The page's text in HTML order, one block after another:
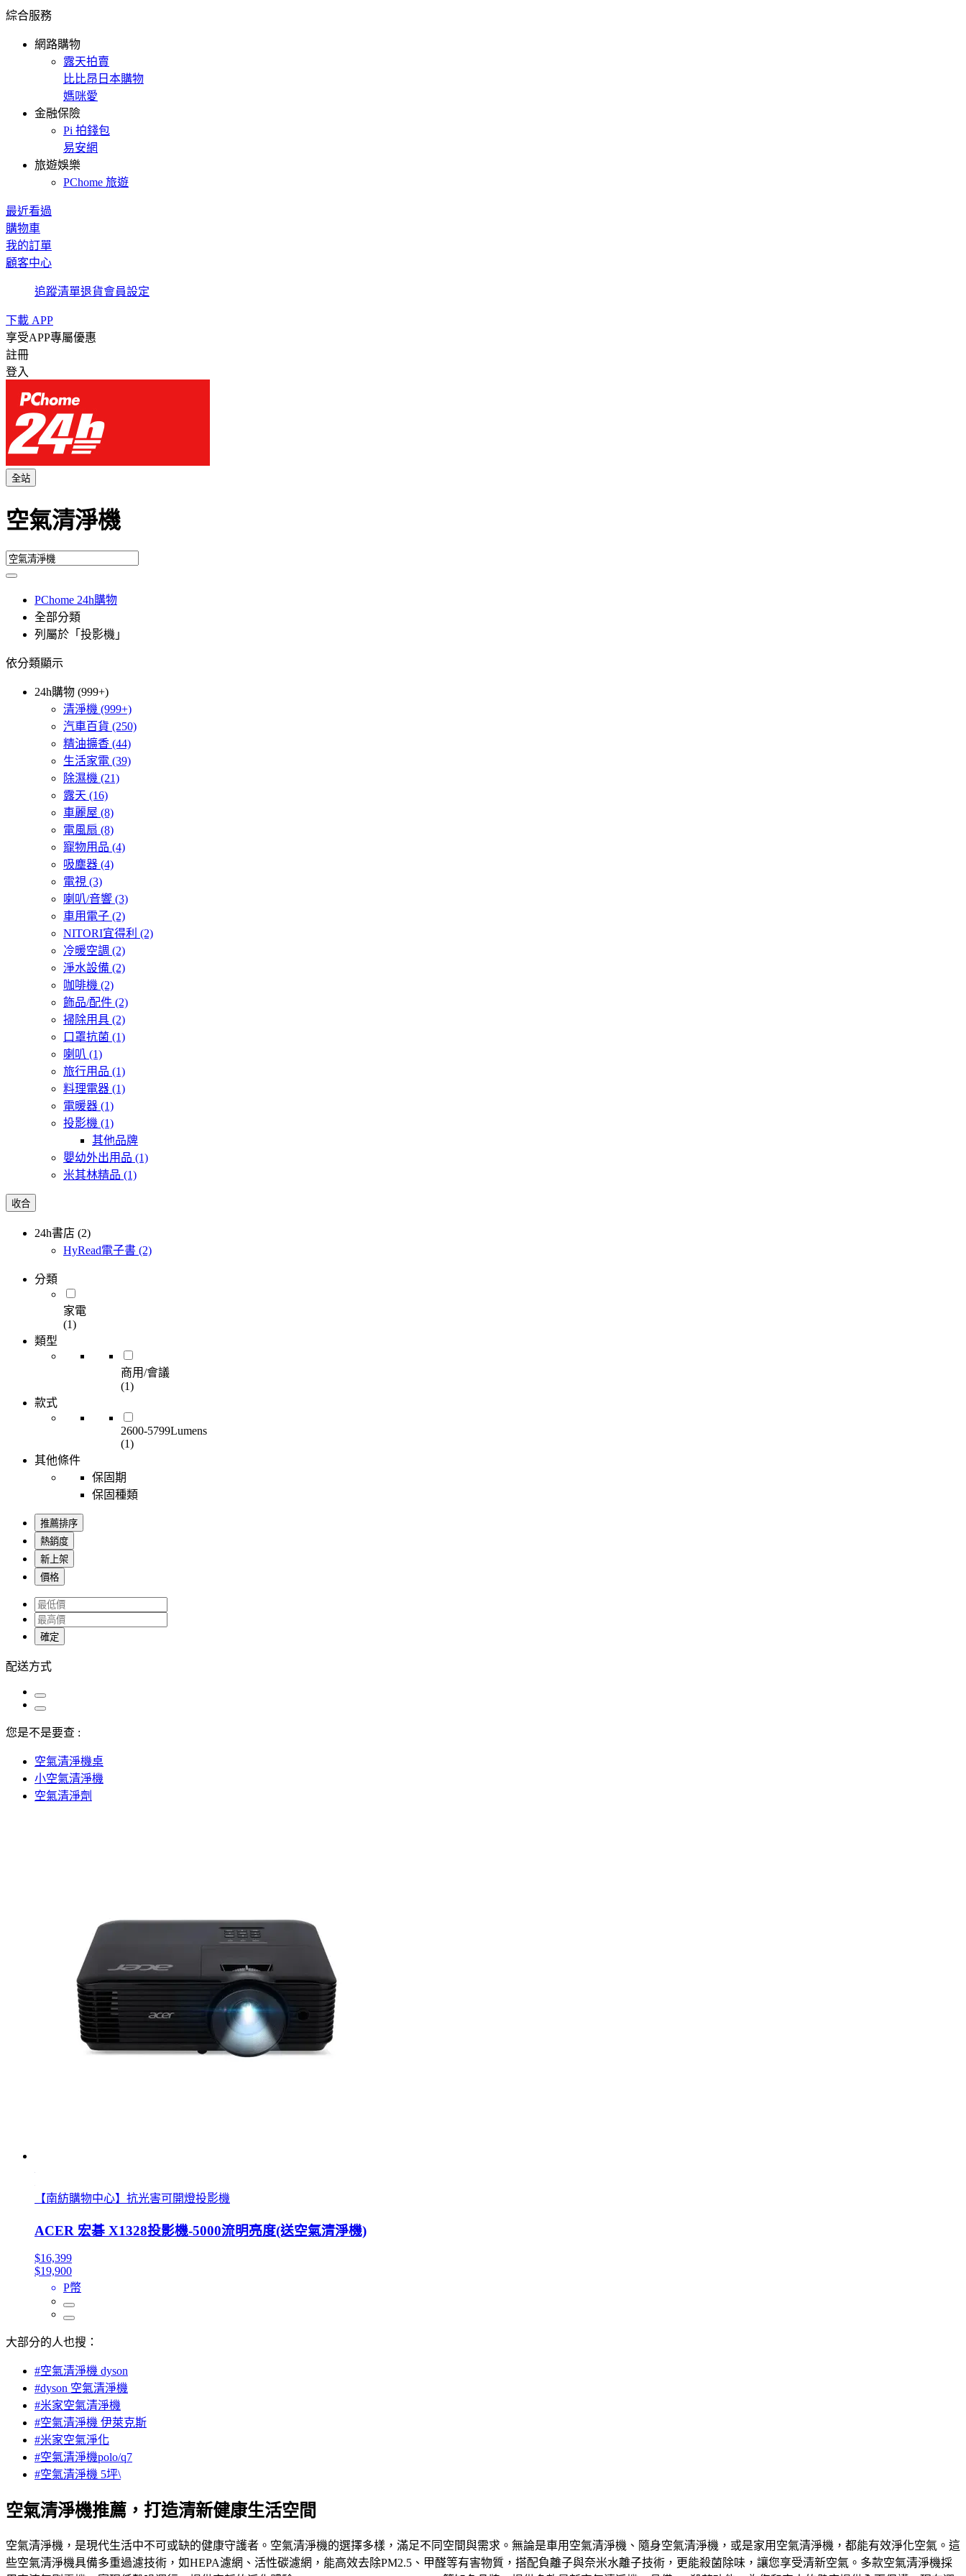
綜合服務
網路購物
露天拍賣
比比昂日本購物
媽咪愛
金融保險
Pi 拍錢包
易安網
旅遊娛樂
PChome 旅遊
最近看過
購物車
我的訂單
顧客中心
追蹤清單退貨會員設定
下載 APP
享受APP專屬優惠
註冊
登入
全站
空氣清淨機
PChome 24h購物
全部分類
列屬於「投影機」
依分類顯示
24h購物 (999+)
清淨機 (999+)
汽車百貨 (250)
精油擴香 (44)
生活家電 (39)
除濕機 (21)
露天 (16)
車麗屋 (8)
電風扇 (8)
寵物用品 (4)
吸塵器 (4)
電視 (3)
喇叭/音響 (3)
車用電子 (2)
NITORI宜得利 (2)
冷暖空調 (2)
淨水設備 (2)
咖啡機 (2)
飾品/配件 (2)
掃除用具 (2)
口罩抗菌 (1)
喇叭 (1)
旅行用品 (1)
料理電器 (1)
電暖器 (1)
投影機 (1)
其他品牌
嬰幼外出用品 (1)
米其林精品 (1)
收合
24h書店 (2)
HyRead電子書 (2)
分類
家電
(1)
類型
商用/會議
(1)
款式
2600-5799Lumens
(1)
其他條件
保固期
保固種類
推薦排序
熱銷度
新上架
價格
確定
配送方式
您是不是要查 :
空氣清淨機桌
小空氣清淨機
空氣清淨劑
【南紡購物中心】抗光害可開燈投影機
ACER 宏碁 X1328投影機-5000流明亮度(送空氣清淨機)
$16,399
$19,900
P幣
大部分的人也搜：
#空氣清淨機 dyson
#dyson 空氣清淨機
#米家空氣清淨機
#空氣清淨機 伊萊克斯
#米家空氣淨化
#空氣清淨機polo/q7
#空氣清淨機 5坪\
空氣清淨機推薦，打造清新健康生活空間
空氣清淨機，是現代生活中不可或缺的健康守護者。空氣清淨機的選擇多樣，滿足不同空間與需求。無論是車用空氣清淨機、隨身空氣清淨機，或是家用空氣清淨機，都能有效淨化空氣。這
些空氣清淨機具備多重過濾技術，如HEPA濾網、活性碳濾網，能高效去除PM2.5、甲醛等有害物質，搭配負離子與奈米水離子技術，更能殺菌除味，讓您享受清新空氣。多款空氣清淨機採